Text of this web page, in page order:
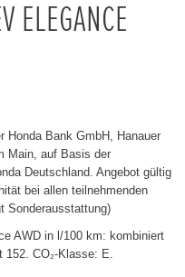
ELEGANCE
Honda Bank GmbH, Hanauer
Main, auf Basis der
Deutschland. Angebot gültig
bei allen teilnehmenden
Sonderausstattung)
AWD in l/100 km: kombiniert
CO₂-Klasse: E.